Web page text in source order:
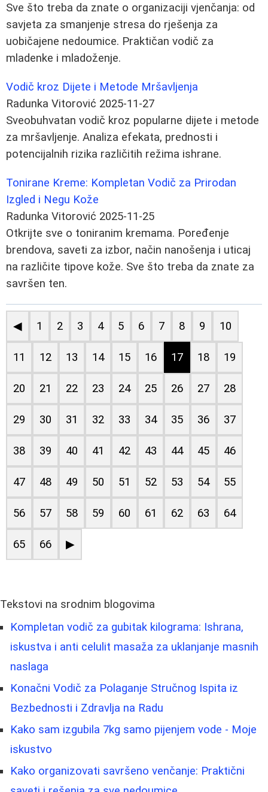
Sve što treba da znate o organizaciji vjenčanja: od
savjeta za smanjenje stresa do rješenja za
uobičajene nedoumice. Praktičan vodič za
mladenke i mladoženje.
Vodič kroz Dijete i Metode Mršavljenja
Radunka Vitorović 2025-11-27
Sveobuhvatan vodič kroz popularne dijete i metode
za mršavljenje. Analiza efekata, prednosti i
potencijalnih rizika različitih režima ishrane.
Tonirane Kreme: Kompletan Vodič za Prirodan
Izgled i Negu Kože
Radunka Vitorović 2025-11-25
Otkrijte sve o toniranim kremama. Poređenje
brendova, saveti za izbor, način nanošenja i uticaj
na različite tipove kože. Sve što treba da znate za
savršen ten.
◀ 1 2 3 4 5 6 7 8 9 10
11 12 13 14 15 16 17 18 19
20 21 22 23 24 25 26 27 28
29 30 31 32 33 34 35 36 37
38 39 40 41 42 43 44 45 46
47 48 49 50 51 52 53 54 55
56 57 58 59 60 61 62 63 64
65 66 ▶
Tekstovi na srodnim blogovima
Kompletan vodič za gubitak kilograma: Ishrana,
iskustva i anti celulit masaža za uklanjanje masnih
naslaga
Konačni Vodič za Polaganje Stručnog Ispita iz
Bezbednosti i Zdravlja na Radu
Kako sam izgubila 7kg samo pijenjem vode - Moje
iskustvo
Kako organizovati savršeno venčanje: Praktični